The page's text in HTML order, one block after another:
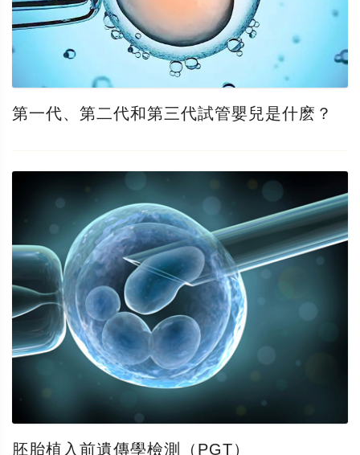
第一代、第二代和第三代試管嬰兒是什麽？
胚胎植入前遺傳學檢測（PGT）